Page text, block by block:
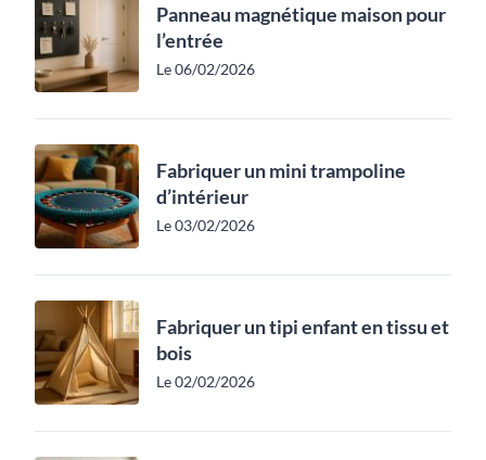
Panneau magnétique maison pour
l’entrée
Le 06/02/2026
Fabriquer un mini trampoline
d’intérieur
Le 03/02/2026
Fabriquer un tipi enfant en tissu et
bois
Le 02/02/2026